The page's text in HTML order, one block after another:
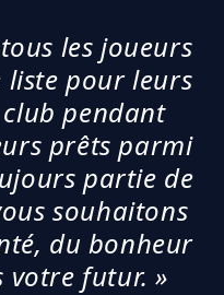
les joueurs
liste pour leurs
pendant
prêts parmi
partie de
souhaitons
du bonheur
votre futur. »